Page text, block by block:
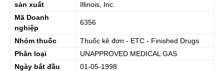
sản xuất
Illinois, Inc.
Mã Doanh
nghiệp
6356
Nhóm thuốc
Thuốc kê đơn - ETC - Finished Drugs
Phân loại
UNAPPROVED MEDICAL GAS
Ngày bắt đầu
01-05-1998